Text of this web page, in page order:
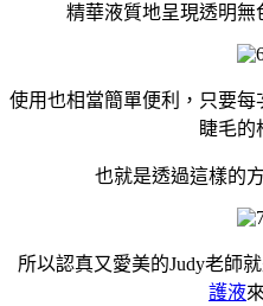
精華液質地呈現透明無
使用也相當簡單便利，只要
睫毛的
也就是透過這樣的
所以認真又愛美的Judy老師
護液